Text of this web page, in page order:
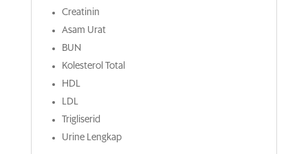
Creatinin
Asam Urat
BUN
Kolesterol Total
HDL
LDL
Trigliserid
Urine Lengkap